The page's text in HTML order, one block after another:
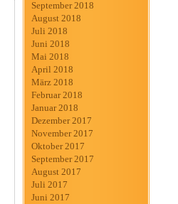
September 2018
August 2018
Juli 2018
Juni 2018
Mai 2018
April 2018
März 2018
Februar 2018
Januar 2018
Dezember 2017
November 2017
Oktober 2017
September 2017
August 2017
Juli 2017
Juni 2017